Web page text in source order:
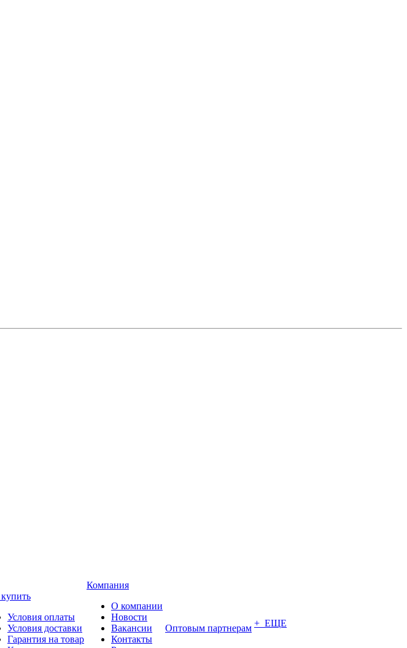
Условия оплаты
Условия доставки
Гарантия на товар
Компания
О компании
Новости
Вакансии
Контакты
Оптовым партнерам + ЕЩЕ